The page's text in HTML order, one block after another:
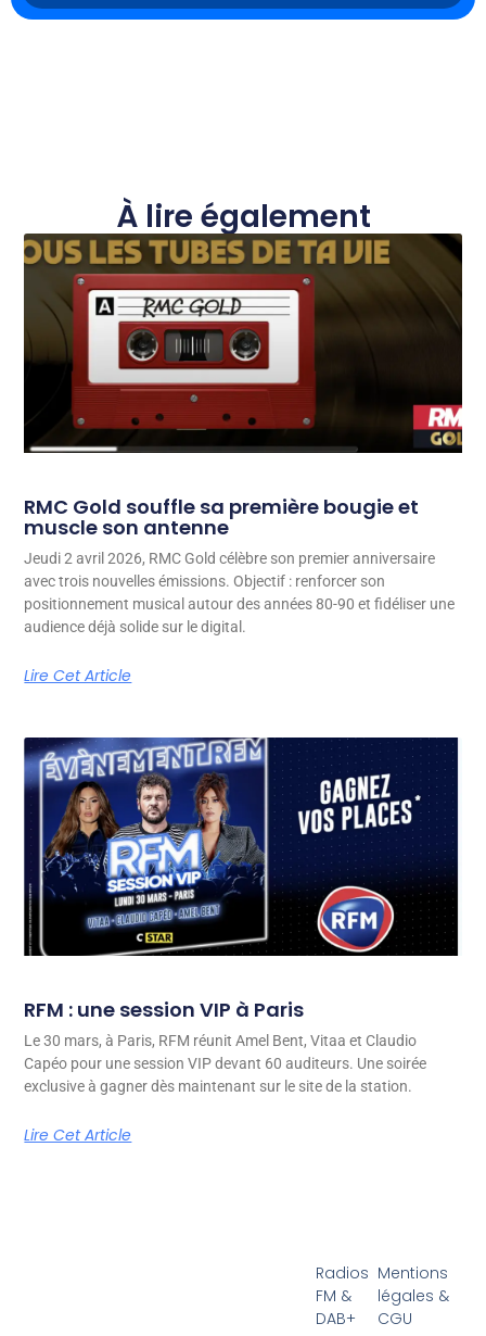
À lire également
RMC Gold souffle sa première bougie et
muscle son antenne
Jeudi 2 avril 2026, RMC Gold célèbre son premier anniversaire
avec trois nouvelles émissions. Objectif : renforcer son
positionnement musical autour des années 80-90 et fidéliser une
audience déjà solide sur le digital.
Lire Cet Article
RFM : une session VIP à Paris
Le 30 mars, à Paris, RFM réunit Amel Bent, Vitaa et Claudio
Capéo pour une session VIP devant 60 auditeurs. Une soirée
exclusive à gagner dès maintenant sur le site de la station.
Lire Cet Article
Radios
FM &
DAB+
Mentions
légales &
CGU